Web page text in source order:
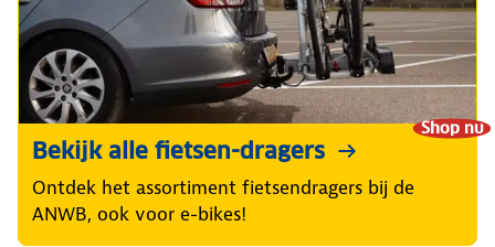
Shop nu
Bekijk alle fietsen-dragers
Ontdek het assortiment fietsendragers bij de
ANWB, ook voor e-bikes!